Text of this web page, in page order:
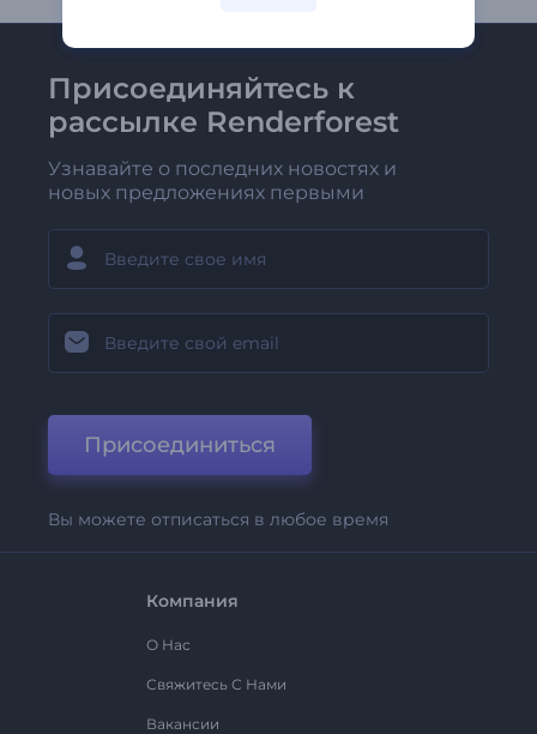
Присоединяйтесь к
рассылке Renderforest
Узнавайте о последних новостях и
новых предложениях первыми
Присоединиться
Вы можете отписаться в любое время
Компания
О Нас
Свяжитесь С Нами
Вакансии